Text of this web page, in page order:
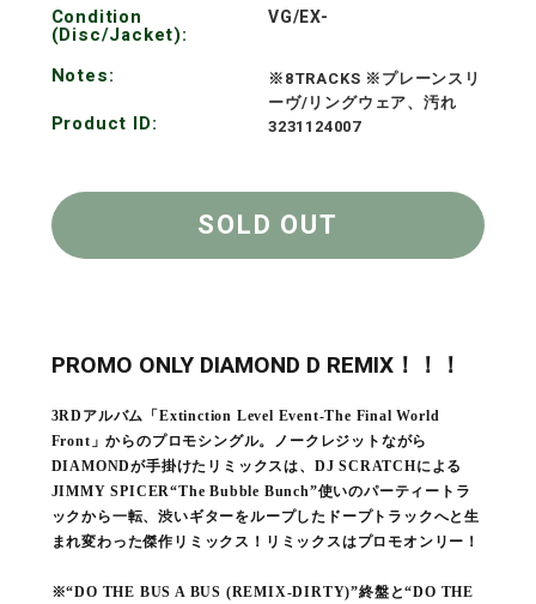
Condition
(Disc/Jacket):
VG/EX-
Notes:
※8TRACKS ※プレーンスリ
ーヴ/リングウェア、汚れ
Product ID: 3231124007
SOLD OUT
PROMO ONLY DIAMOND D REMIX！！！
3RDアルバム「Extinction Level Event-The Final World
Front」からのプロモシングル。ノークレジットながら
DIAMONDが手掛けたリミックスは、DJ SCRATCHによる
JIMMY SPICER“The Bubble Bunch”使いのパーティートラ
ックから一転、渋いギターをループしたドープトラックへと生
まれ変わった傑作リミックス！リミックスはプロモオンリー！
※“DO THE BUS A BUS (REMIX-DIRTY)”終盤と“DO THE